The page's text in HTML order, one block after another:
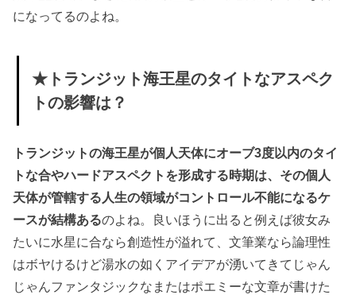
になってるのよね。
★トランジット海王星のタイトなアスペク
トの影響は？
トランジットの海王星が個人天体にオーブ3度以内のタイ
トな合やハードアスペクトを形成する時期は、その個人
天体が管轄する人生の領域がコントロール不能になるケ
ースが結構あるのよね。良いほうに出ると例えば彼女み
たいに水星に合なら創造性が溢れて、文筆業なら論理性
はボヤけるけど湯水の如くアイデアが湧いてきてじゃん
じゃんファンタジックなまたはポエミーな文章が書けた